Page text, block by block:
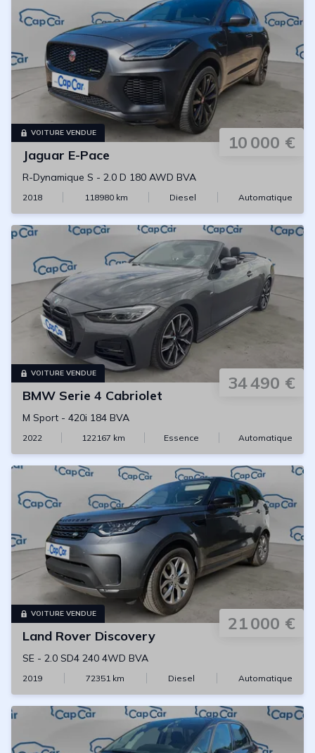
VOITURE VENDUE 10 000 €
Jaguar E-Pace
R-Dynamique S - 2.0 D 180 AWD BVA
2018 118980km Diesel Automatique
VOITURE VENDUE 34 490 €
BMW Serie 4 Cabriolet
M Sport - 420i 184 BVA
2022 122167 km Essence Automatique
VOITURE VENDUE 21 000 €
Land Rover Discovery
SE - 2.0 SD4 240 4WD BVA
2019 72351 km Diesel Automatique